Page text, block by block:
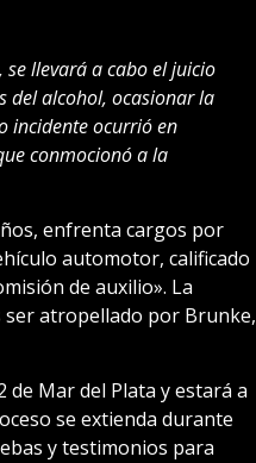
llevará a cabo el juicio
del alcohol, ocasionar la
incidente ocurrió en
conmocionó a la
enfrenta cargos por
automotor, calificado
de auxilio». La
ser atropellado por Brunke,
de Mar del Plata y estará a
se extienda durante
y testimonios para